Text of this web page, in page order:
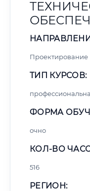
Проектирование
ТИП КУРСОВ:
ФОРМА
очно
КОЛ-ВО
516
РЕГИОН: